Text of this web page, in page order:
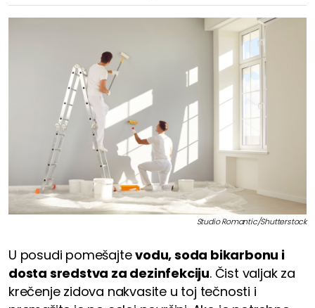
Studio Romantic/Shutterstock
U posudi pomešajtevodu, soda bikarbonu i
dosta sredstva za dezinfekciju. Čist valjak za
krečenje zidova nakvasite u toj tečnosti i